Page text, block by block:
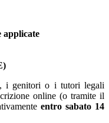
applicate
i genitori o i tutori legali
online (o tramite il
entro sabato 14